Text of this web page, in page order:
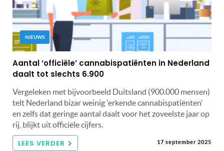
NIEUWS
Aantal ‘officiële’ cannabispatiënten in Nederland
daalt tot slechts 6.900
Vergeleken met bijvoorbeeld Duitsland (900.000 mensen)
telt Nederland bizar weinig 'erkende cannabispatiënten'
en zelfs dat geringe aantal daalt voor het zoveelste jaar op
rij, blijkt uit officiële cijfers.
LEES VERDER 17 september 2025